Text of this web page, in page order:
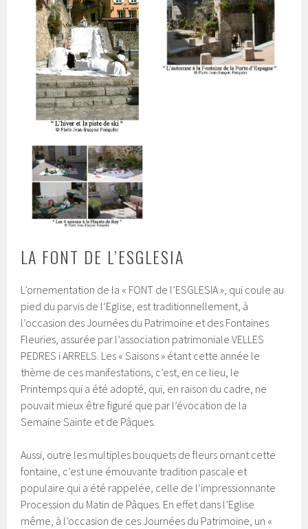
LA FONT DE L’ESGLESIA
L’ornementation de la « FONT de l’ESGLESIA », qui coule au
pied du parvis de l’Eglise, est traditionnellement, à
l’occasion des Journées du Patrimoine et des Fontaines
Fleuries, assurée par l’association patrimoniale VELLES
PEDRES i ARRELS. Les « Saisons » étant cette année le
thème de ces manifestations, c’est, en ce lieu, le
Printemps qui a été adopté, qui, en raison du cadre, ne
pouvait mieux être figuré que par l’évocation de la
Semaine Sainte et de Pâques.
Aussi, outre les multiples bouquets de fleurs ornant cette
fontaine, c’est une émouvante tradition pascale et
populaire qui a été rappelée, celle de l’impressionnante
Procession du Matin de Pâques. En effet dans l’Eglise
même, à l’occasion de ces Journées du Patrimoine, un «